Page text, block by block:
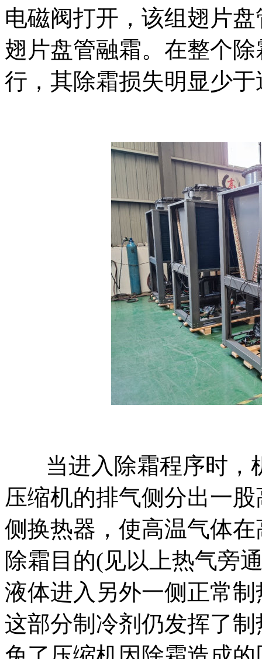
电磁阀打开，该组翅片
翅片盘管融霜。在整个
行，其除霜损失明显少
当进入除霜程序时，
压缩机的排气侧分出一
侧换热器，使高温气体
除霜目的(见以上热气旁
液体进入另外一侧正常
这部分制冷剂仍发挥了